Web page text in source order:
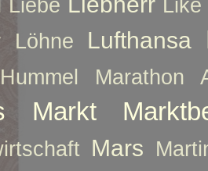
Liebe
Like
Löhne Lufthansa
Marathon
Markt
Mars